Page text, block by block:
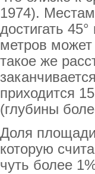
1974).
достигать
метров может
такое же
приходится
(глубины
Доля
которую
чуть более